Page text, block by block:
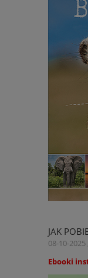
JAK
08-10-
Ebooki